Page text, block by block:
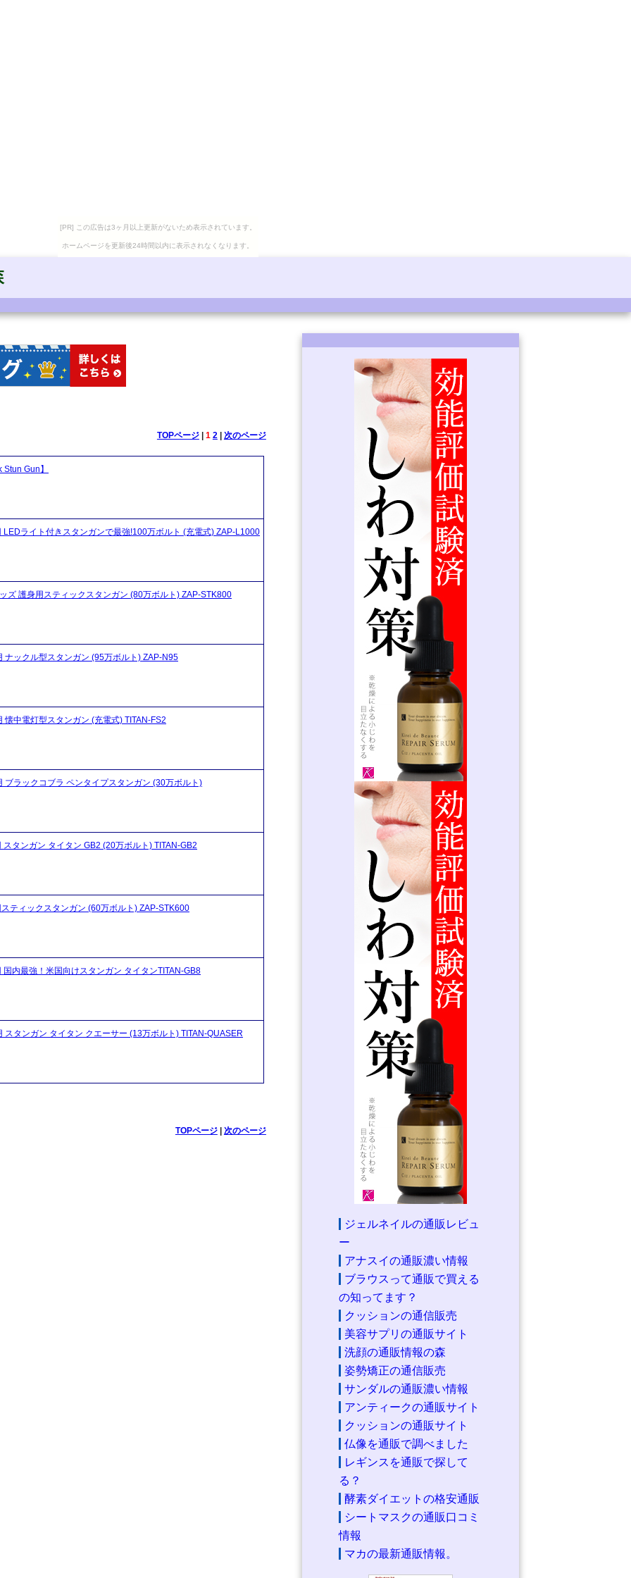
[PR] この広告は3ヶ月以上更新がないため表示されています。
ホームページを更新後24時間以内に表示されなくなります。
TOPページ| 1 2| 次のページ
Gun】
ライト付きスタンガンで最強!100万ボルト (充電式) ZAP-L1000
ズ 護身用スティックスタンガン (80万ボルト) ZAP-STK800
ックル型スタンガン (95万ボルト) ZAP-N95
中電灯型スタンガン (充電式) TITAN-FS2
ラックコブラ ペンタイプスタンガン (30万ボルト)
タンガン タイタン GB2 (20万ボルト) TITAN-GB2
ティックスタンガン (60万ボルト) ZAP-STK600
内最強！米国向けスタンガン タイタンTITAN-GB8
タンガン タイタン クエーサー (13万ボルト) TITAN-QUASER
TOPページ| 次のページ
ジェルネイルの通販レビュ
ー
アナスイの通販濃い情報
ブラウスって通販で買える
の知ってます？
クッションの通信販売
美容サプリの通販サイト
洗顔の通販情報の森
姿勢矯正の通信販売
サンダルの通販濃い情報
アンティークの通販サイト
クッションの通販サイト
仏像を通販で調べました
レギンスを通販で探して
る？
酵素ダイエットの格安通販
シートマスクの通販口コミ
情報
マカの最新通販情報。